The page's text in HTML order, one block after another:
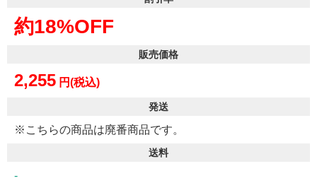
約18%OFF
販売価格
2,255 円(税込)
発送
※こちらの商品は廃番商品です。
送料
-